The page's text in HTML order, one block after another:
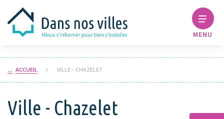
MENU
ACCUEIL VILLE – CHAZELET
Ville - Chazelet